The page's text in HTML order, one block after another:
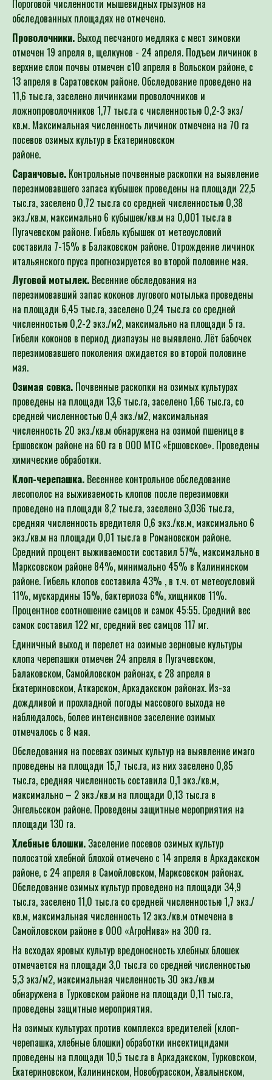
Для определения
Специалист филиала по
выдачей рекомендаций по
Пороговой численности мышевидных грызунов на
обследованных площадях не отмечено.
Проволочники. Выход песчаного медляка с мест зимовки
отмечен 19 апреля в, щелкунов - 24 апреля. Подъем личинок в
верхние слои почвы отмечен с10 апреля в Вольском районе, с
13 апреля в Саратовском районе. Обследование проведено на
11,6 тыс.га, заселено личинками проволочников и
ложнопроволочников 1,77 тыс.га с численностью 0,2-3 экз/
кв.м. Максимальная численность личинок отмечена на 70 га
посевов озимых культур в Екатериновском
Саранчовые. Контрольные почвенные раскопки на выявление
перезимовавшего запаса кубышек проведены на площади 22,5
тыс.га, заселено 0,72 тыс.га со средней численностью 0,38
экз./кв.м, максимально 6 кубышек/кв.м на 0,001 тыс.га в
Пугачевском районе. Гибель кубышек от метеоусловий
составила 7-15% в Балаковском районе. Отрождение личинок
итальянского пруса прогнозируется во второй половине мая.
Луговой мотылек. Весенние обследования на
перезимовавший запас коконов лугового мотылька проведены
на площади 6,45 тыс.га, заселено 0,24 тыс.га со средней
численностью 0,2-2 экз./м2, максимально на площади 5 га.
Гибели коконов в период диапаузы не выявлено. Лёт бабочек
перезимовавшего поколения ожидается во второй половине
мая.
Озимая совка. Почвенные раскопки на озимых культурах
проведены на площади 13,6 тыс.га, заселено 1,66 тыс.га, со
средней численностью 0,4 экз./м2, максимальная
численность 20 экз./кв.м обнаружена на озимой пшенице в
Ершовском районе на 60 га в ООО МТС «Ершовское». Проведены
химические обработки.
Клоп-черепашка. Весеннее контрольное обследование
лесополос на выживаемость клопов после перезимовки
проведено на площади 8,2 тыс.га, заселено 3,036 тыс.га,
средняя численность вредителя 0,6 экз./кв.м, максимально 6
экз./кв.м на площади 0,01 тыс.га в Романовском районе.
Средний процент выживаемости составил 57%, максимально в
Марксовском районе 84%, минимально 45% в Калининском
районе. Гибель клопов составила 43% , в т.ч. от метеоусловий
11%, мускардины 15%, бактериоза 6%, хищников 11%.
Процентное соотношение самцов и самок 45:55. Средний вес
самок составил 122 мг, средний вес самцов 117 мг.
Единичный выход и перелет на озимые зерновые культуры
клопа черепашки отмечен 24 апреля в Пугачевском,
Балаковском, Самойловском районах, с 28 апреля в
Екатериновском, Аткарском, Аркадакском районах. Из-за
дождливой и прохладной погоды массового выхода не
наблюдалось, более интенсивное заселение озимых
отмечалось с 8 мая.
Обследования на посевах озимых культур на выявление имаго
проведены на площади 15,7 тыс.га, из них заселено 0,85
тыс.га, средняя численность составила 0,1 экз./кв.м,
максимально – 2 экз./кв.м на площади 0,13 тыс.га в
Энгельсском районе. Проведены защитные мероприятия на
площади 130 га.
Хлебные блошки.Заселение посевов озимых культур
полосатой хлебной блохой отмечено с 14 апреля в Аркадакском
районе, с 24 апреля в Самойловском, Марксовском районах.
Обследование озимых культур проведено на площади 34,9
тыс.га, заселено 11,0 тыс.га со средней численностью 1,7 экз./
кв.м, максимальная численность 12 экз./кв.м отмечена в
Самойловском районе в ООО «АгроНива» на 300 га.
На всходах яровых культур вредоносность хлебных блошек
отмечается на площади 3,0 тыс.га со средней численностью
5,3 экз/м2, максимальная численность 30 экз./кв.м
обнаружена в Турковском районе на площади 0,11 тыс.га,
проведены защитные мероприятия.
На озимых культурах против комплекса вредителей (клоп-
черепашка, хлебные блошки) обработки инсектицидами
проведены на площади 10,5 тыс.га в Аркадакском, Турковском,
Екатериновском, Калининском, Новобурасском, Хвалынском,